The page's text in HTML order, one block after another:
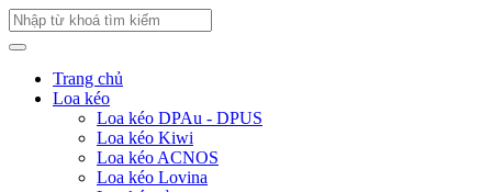
Trang chủ
Loa kéo
Loa kéo DPAu - DPUS
Loa kéo Kiwi
Loa kéo ACNOS
Loa kéo Lovina